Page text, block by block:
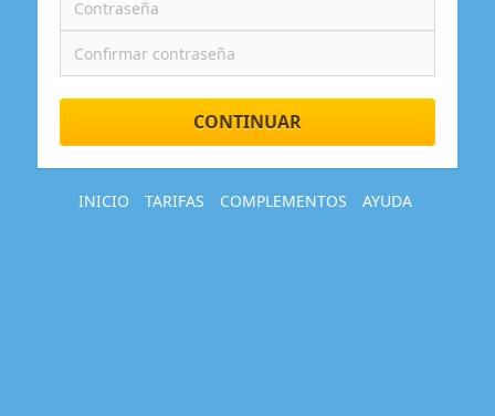
CONTINUAR
INICIO TARIFAS COMPLEMENTOS AYUDA